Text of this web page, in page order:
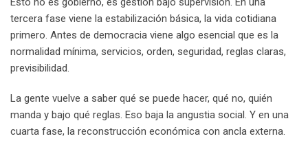
tercera fase viene la estabilización básica, la vida cotidiana
primero. Antes de democracia viene algo esencial que es la
normalidad mínima, servicios, orden, seguridad, reglas claras,
previsibilidad.
La gente vuelve a saber qué se puede hacer, qué no, quién
manda y bajo qué reglas. Eso baja la angustia social. Y en una
cuarta fase, la reconstrucción económica con ancla externa.